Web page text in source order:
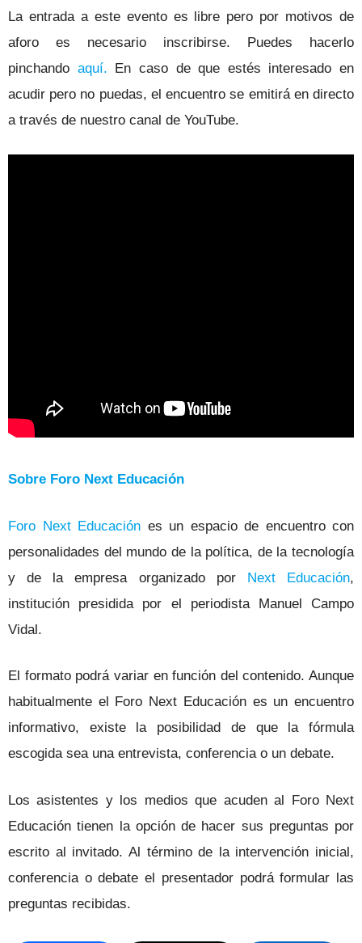
La entrada a este evento es libre pero por motivos de
aforo es necesario inscribirse. Puedes hacerlo
pinchando aquí. En caso de que estés interesado en
acudir pero no puedas, el encuentro se emitirá en directo
a través de nuestro canal de YouTube.
Sobre Foro Next Educación
Foro Next Educación es un espacio de encuentro con
personalidades del mundo de la política, de la tecnología
y de la empresa organizado por Next Educación,
institución presidida por el periodista Manuel Campo
Vidal.
El formato podrá variar en función del contenido. Aunque
habitualmente el Foro Next Educación es un encuentro
informativo, existe la posibilidad de que la fórmula
escogida sea una entrevista, conferencia o un debate.
Los asistentes y los medios que acuden al Foro Next
Educación tienen la opción de hacer sus preguntas por
escrito al invitado. Al término de la intervención inicial,
conferencia o debate el presentador podrá formular las
preguntas recibidas.